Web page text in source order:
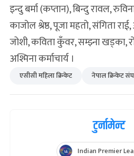
इन्दु बर्मा (कप्तान), बिन्दु रावल,
काजोल श्रेष्ठ, पूजा महतो, संगिता
जोशी, कविता कुँवर, सम्झ्ना खड्का,
अश्मिना कर्माचार्य ।
एसीसी महिला क्रिकेट नेपाल क्रिकेट
टुर्नामेन्ट
Indian Premier